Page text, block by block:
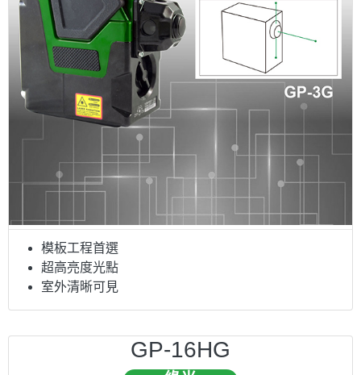
模板工程首選
超高亮度光點
室外清晰可見
GP-16HG